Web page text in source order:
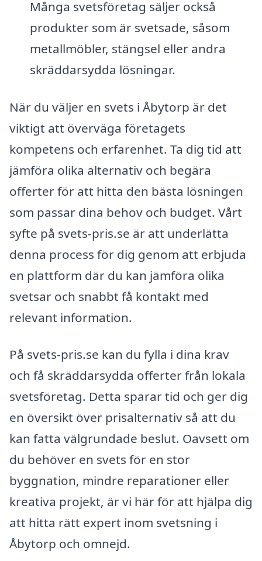
Många svetsföretag säljer också
produkter som är svetsade, såsom
metallmöbler, stängsel eller andra
skräddarsydda lösningar.
När du väljer en svets i Åbytorp är det
viktigt att överväga företagets
kompetens och erfarenhet. Ta dig tid att
jämföra olika alternativ och begära
offerter för att hitta den bästa lösningen
som passar dina behov och budget. Vårt
syfte på svets-pris.se är att underlätta
denna process för dig genom att erbjuda
en plattform där du kan jämföra olika
svetsar och snabbt få kontakt med
relevant information.
På svets-pris.se kan du fylla i dina krav
och få skräddarsydda offerter från lokala
svetsföretag. Detta sparar tid och ger dig
en översikt över prisalternativ så att du
kan fatta välgrundade beslut. Oavsett om
du behöver en svets för en stor
byggnation, mindre reparationer eller
kreativa projekt, är vi här för att hjälpa dig
att hitta rätt expert inom svetsning i
Åbytorp och omnejd.